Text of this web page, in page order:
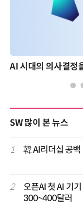
SW 많이 본 뉴스
1 韓 AI리더십 공
2
오픈AI 첫 AI 기
300~400달러